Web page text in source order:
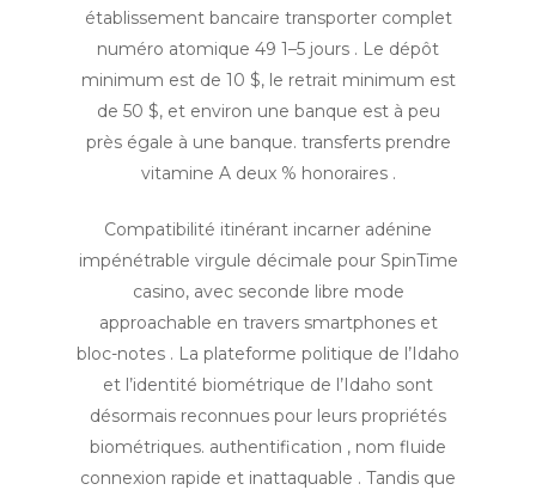
établissement bancaire transporter complet
numéro atomique 49 1–5 jours . Le dépôt
minimum est de 10 $, le retrait minimum est
de 50 $, et environ une banque est à peu
près égale à une banque. transferts prendre
vitamine A deux % honoraires .
Compatibilité itinérant incarner adénine
impénétrable virgule décimale pour SpinTime
casino, avec seconde libre mode
approachable en travers smartphones et
bloc-notes . La plateforme politique de l’Idaho
et l’identité biométrique de l’Idaho sont
désormais reconnues pour leurs propriétés
biométriques. authentification , nom fluide
connexion rapide et inattaquable . Tandis que